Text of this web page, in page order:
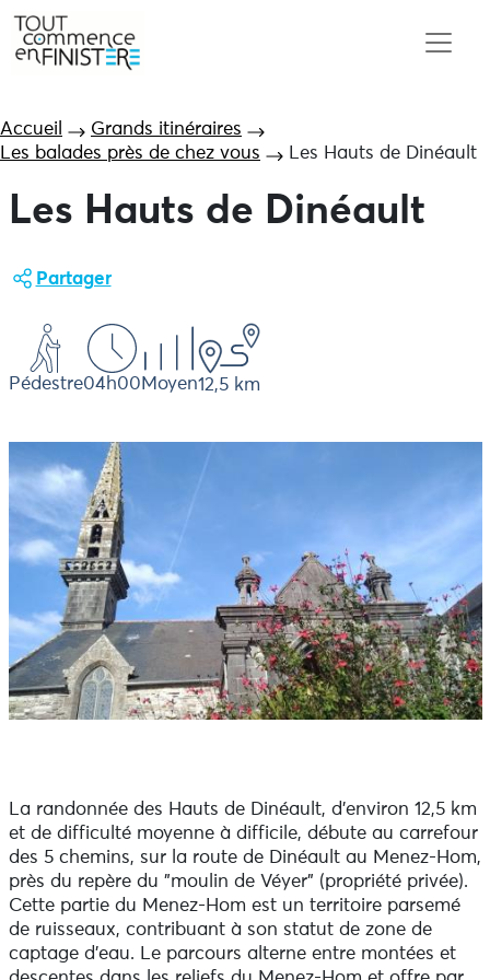
Accueil
Grands itinéraires
Les balades près de chez vous
Les Hauts de Dinéault
Les Hauts de Dinéault
Partager
Pédestre04h00 Moyen12,5 km
La randonnée des Hauts de Dinéault, d'environ 12,5 km
et de difficulté moyenne à difficile, débute au carrefour
des 5 chemins, sur la route de Dinéault au Menez-Hom,
près du repère du "moulin de Véyer" (propriété privée).
Cette partie du Menez-Hom est un territoire parsemé
de ruisseaux, contribuant à son statut de zone de
captage d'eau. Le parcours alterne entre montées et